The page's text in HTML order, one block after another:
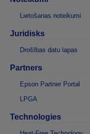
Lietošanas noteikumi
Juridisks
Drošības datu lapas
Partners
Epson Partner Portal
LPGA
Technologies